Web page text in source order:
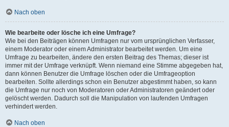
Nach oben
Wie bearbeite oder lösche ich eine Umfrage?
Wie bei den Beiträgen können Umfragen nur vom ursprünglichen Verfasser,
einem Moderator oder einem Administrator bearbeitet werden. Um eine
Umfrage zu bearbeiten, ändere den ersten Beitrag des Themas; dieser ist
immer mit der Umfrage verknüpft. Wenn niemand eine Stimme abgegeben hat,
dann können Benutzer die Umfrage löschen oder die Umfrageoption
bearbeiten. Sollte allerdings schon ein Benutzer abgestimmt haben, so kann
die Umfrage nur noch von Moderatoren oder Administratoren geändert oder
gelöscht werden. Dadurch soll die Manipulation von laufenden Umfragen
verhindert werden.
Nach oben